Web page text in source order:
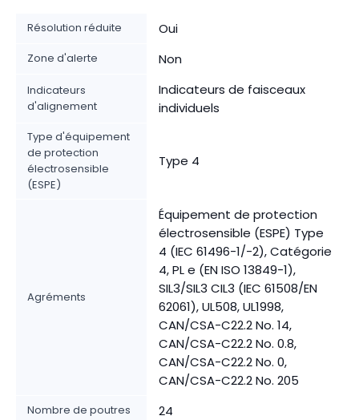
Résolution réduite Oui
Zone d'alerte Non
Indicateurs
d'alignement
Indicateurs de faisceaux
individuels
Type d'équipement
de protection
électrosensible
(ESPE)
Type 4
Agréments
Équipement de protection
électrosensible (ESPE) Type
4 (IEC 61496-1/-2), Catégorie
4, PL e (EN ISO 13849-1),
SIL3/SIL3 CIL3 (IEC 61508/EN
62061), UL508, UL1998,
CAN/CSA-C22.2 No. 14,
CAN/CSA-C22.2 No. 0.8,
CAN/CSA-C22.2 No. 0,
CAN/CSA-C22.2 No. 205
Nombre de poutres 24